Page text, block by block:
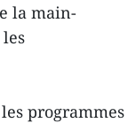
la main-
programmes